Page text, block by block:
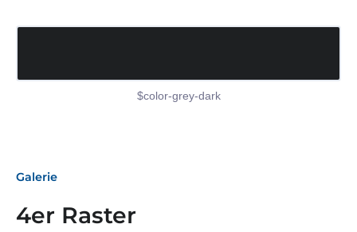
$color-grey-dark
Galerie
4er Raster